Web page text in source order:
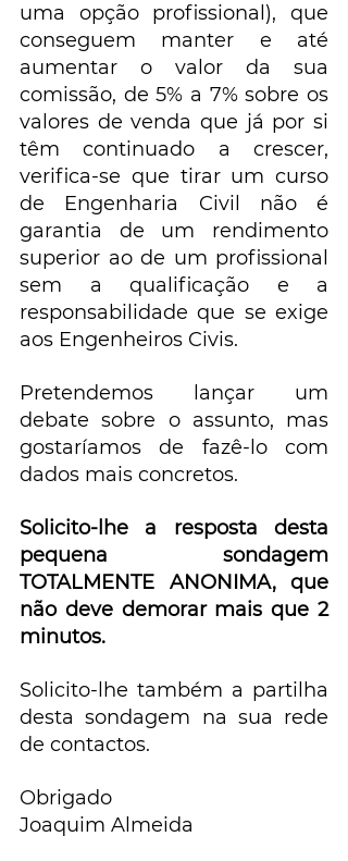
uma opção profissional), que
conseguem manter e até
aumentar o valor da sua
comissão, de 5% a 7% sobre os
valores de venda que já por si
têm continuado a crescer,
verifica-se que tirar um curso
de Engenharia Civil não é
garantia de um rendimento
superior ao de um profissional
sem a qualificação e a
responsabilidade que se exige
aos Engenheiros Civis.
Pretendemos lançar um
debate sobre o assunto, mas
gostaríamos de fazê-lo com
dados mais concretos.
Solicito-lhe a resposta desta
pequena sondagem
TOTALMENTE ANONIMA, que
não deve demorar mais que 2
minutos.
Solicito-lhe também a partilha
desta sondagem na sua rede
de contactos.
Obrigado
Joaquim Almeida